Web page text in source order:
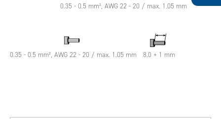
0.35 - 0.5 mm², AWG 22 - 20 / max. 1.05 mm
0.35 - 0.5 mm², AWG 22 - 20 / max. 1.05 mm 8.0 + 1 mm